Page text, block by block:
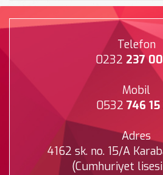
Telefon
0232 237
Mobil
0532 746
Adres
4162 sk. no. 15/A
(Cumhuriyet lisesi